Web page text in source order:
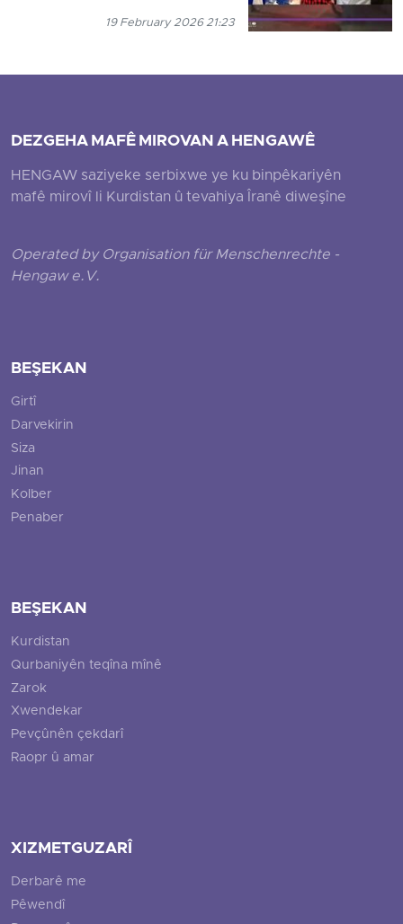
19 February 2026 21:23
DEZGEHA MAFÊ MIROVAN A HENGAWÊ
HENGAW saziyeke serbixwe ye ku binpêkariyên
mafê mirovî li Kurdistan û tevahiya Îranê diweşîne
Operated by Organisation für Menschenrechte -
Hengaw e.V.
BEŞEKAN
Girtî
Darvekirin
Siza
Jinan
Kolber
Penaber
BEŞEKAN
Kurdistan
Qurbaniyên teqîna mînê
Zarok
Xwendekar
Pevçûnên çekdarî
Raopr û amar
XIZMETGUZARÎ
Derbarê me
Pêwendî